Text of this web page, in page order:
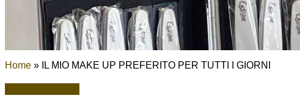
Home » IL MIO MAKE UP PREFERITO PER TUTTI I GIORNI